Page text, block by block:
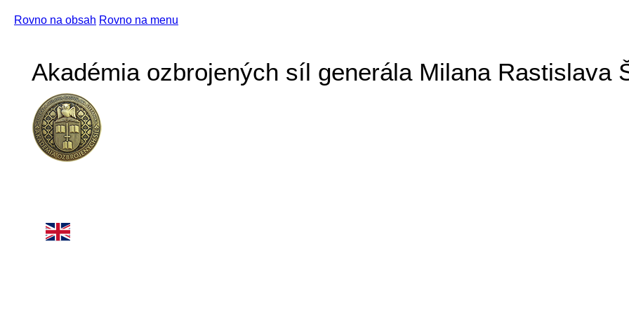
Rovno na obsah Rovno na menu
Akadémia ozbrojených síl generála Milana Rastislava